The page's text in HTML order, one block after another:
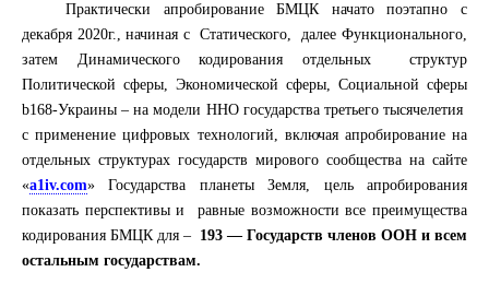
Практически апробированиеБМЦКначато поэтапно с
декабря 2020г., начиная с Статического, далее Функционального,
затем Динамического кодирования отдельных структур
Политической сферы, Экономической сферы, Социальной сферы
b168-Украины – на модели ННО государства третьего тысячелетия
с применение цифровых технологий, включая апробирование на
отдельных структурах государств мирового сообщества на сайте
«a1iv.com» Государства планеты Земля, цель апробирования
показать перспективы и равные возможности все преимущества
кодирования БМЦКдля – 193 — Государств членов ООН и всем
остальным государствам.